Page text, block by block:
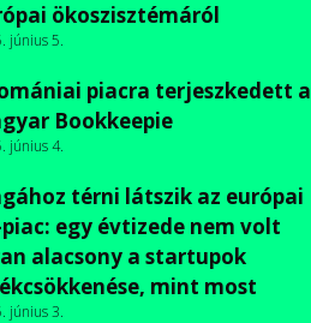
ökoszisztémáról
június 5.
piacra terjeszkedett a
Bookkeepie
június 4.
térni látszik az európai
piac: egy évtizede nem volt
alacsony a startupok
mint most
június 3.